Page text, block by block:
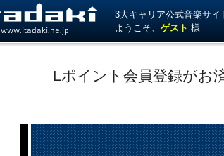
www.itadaki.ne.jp
3大キャリア公式音楽サイ
ようこそ、ゲスト 様
Lポイント会員登録がお